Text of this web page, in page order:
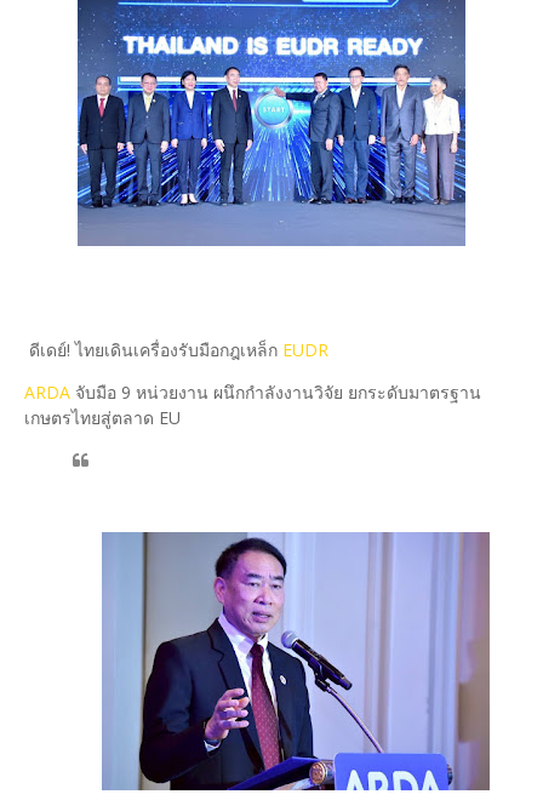
ดีเดย์! ไทยเดินเครื่องรับมือกฎเหล็ก EUDR
ARDA จับมือ 9 หน่วยงาน ผนึกกำลังงานวิจัย ยกระดับมาตรฐาน
เกษตรไทยสู่ตลาด EU